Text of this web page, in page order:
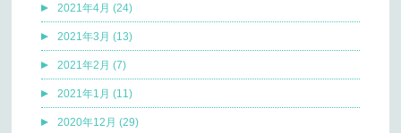
2021年4月 (24)
2021年3月 (13)
2021年2月 (7)
2021年1月 (11)
2020年12月 (29)